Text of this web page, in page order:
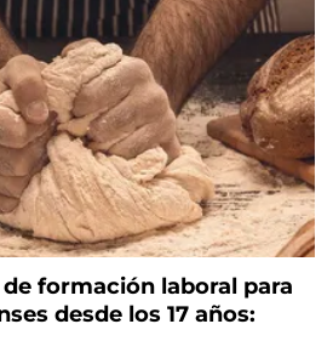
formación laboral para
desde los 17 años: